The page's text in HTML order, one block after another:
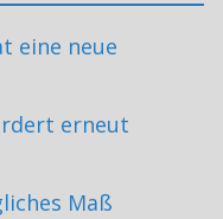
eine neue
erneut
Maß